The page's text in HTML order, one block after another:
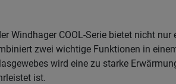
Windhager COOL-Serie bietet nicht
zwei wichtige Funktionen in
wird eine zu starke
ist.